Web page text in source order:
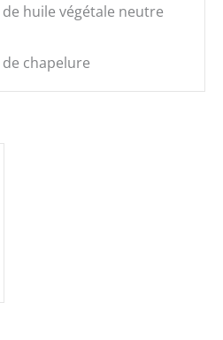
de huile végétale neutre
de chapelure